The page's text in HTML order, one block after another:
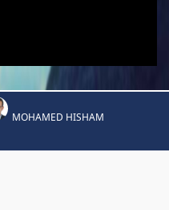
MOHAMED HISHAM